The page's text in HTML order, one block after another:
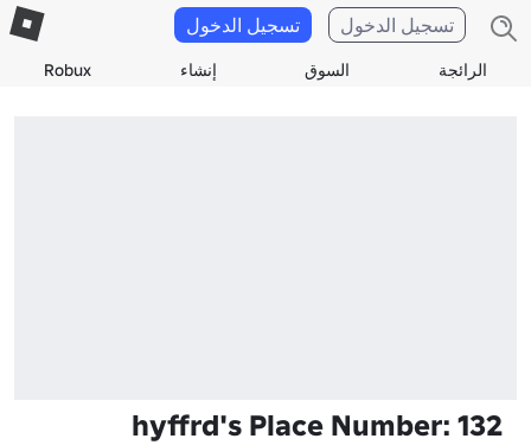
الرائجة السوق إنشاء Robux
تسجيل الدخول تسجيل الدخول
hyffrd's Place Number: 132